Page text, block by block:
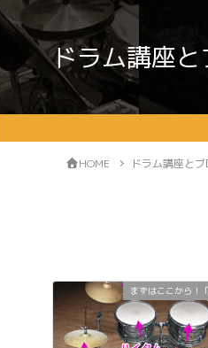
ドラム講座と
HOME ドラム講座とブ
まずはここから！